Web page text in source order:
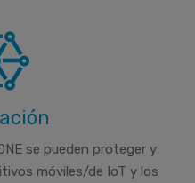
se pueden proteger y
móviles/de IoT y los